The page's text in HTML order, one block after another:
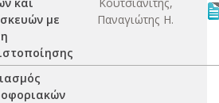
με
Παναγιώτης Η.